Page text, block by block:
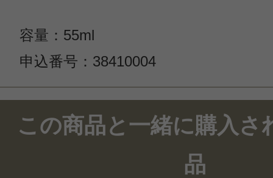
容量：55ml
申込番号：38410004
この商品のクチコミ
2件のレビュー
この商品と一緒に購入さ
品